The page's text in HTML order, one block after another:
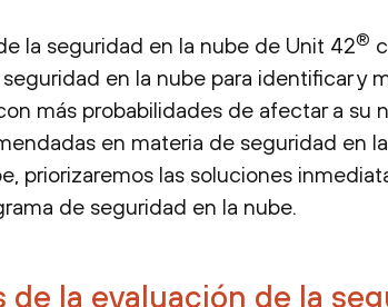
la seguridad en la nube de Unit 42®
en la nube para identificar y
más probabilidades de afectar a su
en materia de seguridad en
priorizaremos las soluciones
de seguridad en la nube.
de la evaluación de la